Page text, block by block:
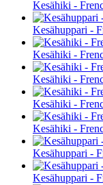
Kesähiki -
Kesähuppari -
Kesähiki -
Kesähiki -
Kesähiki -
Kesähiki -
Kesähuppari -
Kesähuppari -